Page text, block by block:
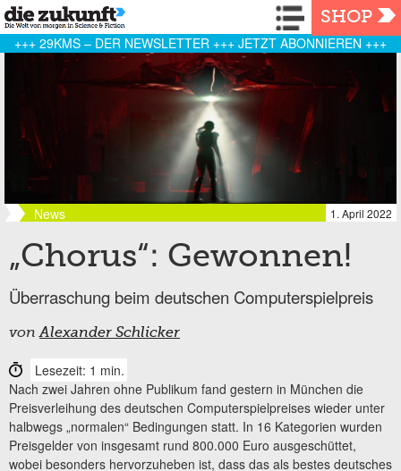
Navigation
SHOP
+++ 29KMS – DER NEWSLETTER +++ JETZT ABONNIEREN +++
News 1. April 2022
„Chorus“: Gewonnen!
Überraschung beim deutschen Computerspielpreis
vonAlexander Schlicker
Lesezeit: 1 min.
Nach zwei Jahren ohne Publikum fand gestern in München die
Preisverleihung des deutschen Computerspielpreises wieder unter
halbwegs „normalen“ Bedingungen statt. In 16 Kategorien wurden
Preisgelder von insgesamt rund 800.000 Euro ausgeschüttet,
wobei besonders hervorzuheben ist, dass das als bestes deutsches